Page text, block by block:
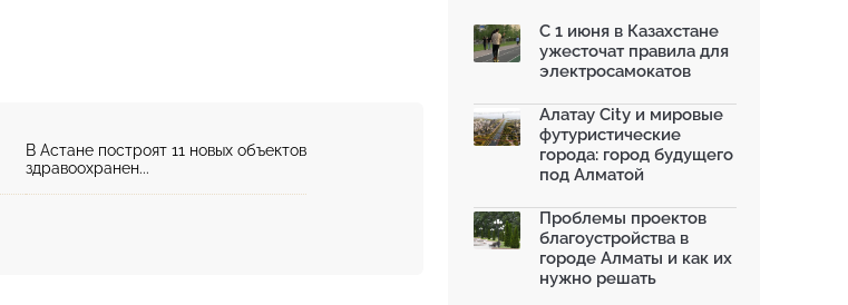
В Астане построят 11 новых объектов
здравоохранен...
08.07.2026
Ко Дню столицы в Нуре
06.07.2026
Жара в городах: как застройка
влияет на температу...
03.07.2026
МЧС усилило мониторинг рек и
моренных озер после ...
02.07.2026
На общественных слушаниях
С 1 июня в Казахстане
ужесточат правила для
электросамокатов
Алатау City и мировые
футуристические
города: город будущего
под Алматой
Проблемы проектов
благоустройства в
городе Алматы и как их
нужно решать